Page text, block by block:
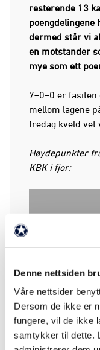
Denne nettsiden
Våre nettsider
Dersom de ikke er
fungere, vil de ikke
samtykker til dette.
resterende 13
poengdelingene
dermed står vi
en motstander
mye som ett
7–0–0 er
mellom lagene
fredag kveld vet
Høydepunkter
KBK i fjor:
Godta
Men det er ikke
med seg i det